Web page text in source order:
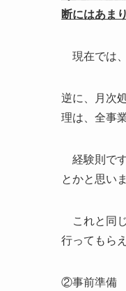
断にはあま
現在では
逆に、月次
理は、全事
経験則で
とかと思いま
これと同
行ってもら
②事前準備